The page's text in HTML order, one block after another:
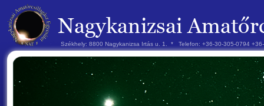
Székhely: 8800 Nagykanizsa Irtás u. 1. * Telefon: +36-30-305-0794